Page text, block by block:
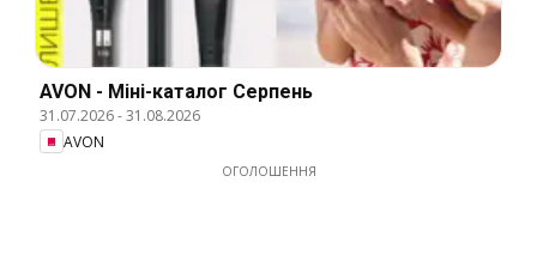
AVON - Міні-каталог Серпень
31.07.2026-31.08.2026
AVON
ОГОЛОШЕННЯ